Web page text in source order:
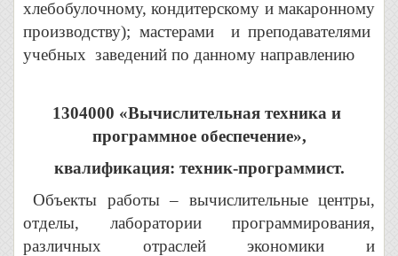
хлебобулочному, кондитерскому и макаронному
производству); мастерами и преподавателями
учебных заведений по данному направлению
1304000 «Вычислительная техника и
программное обеспечение»,
квалификация: техник-программист.
Объекты работы – вычислительные центры,
отделы, лаборатории программирования,
различных отраслей экономики и